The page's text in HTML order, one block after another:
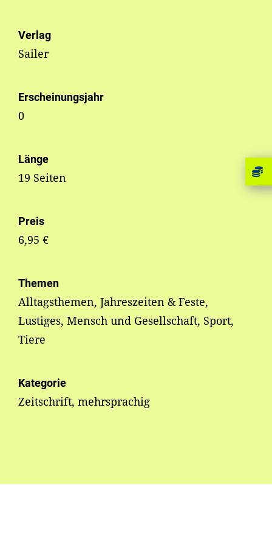
Verlag
Sailer
Erscheinungsjahr
0
Länge
19 Seiten
Preis
6,95 €
Themen
Alltagsthemen, Jahreszeiten & Feste,
Lustiges, Mensch und Gesellschaft, Sport,
Tiere
Kategorie
Zeitschrift, mehrsprachig